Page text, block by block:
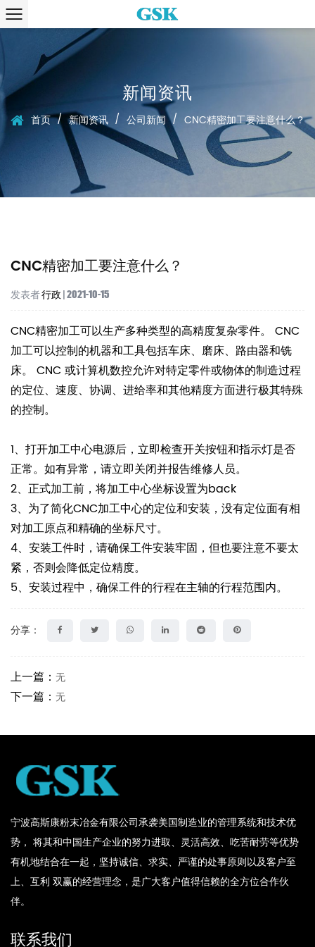
新闻资讯
首页 / 新闻资讯 / 公司新闻 / CNC精密加工要注意什么？
CNC精密加工要注意什么？
发表者行政 | 2021-10-15
CNC精密加工可以生产多种类型的高精度复杂零件。 CNC
加工可以控制的机器和工具包括车床、磨床、路由器和铣
床。 CNC 或计算机数控允许对特定零件或物体的制造过程
的定位、速度、协调、进给率和其他精度方面进行极其特殊
的控制。
1、打开加工中心电源后，立即检查开关按钮和指示灯是否
正常。如有异常，请立即关闭并报告维修人员。
2、正式加工前，将加工中心坐标设置为back
3、为了简化CNC加工中心的定位和安装，没有定位面有相
对加工原点和精确的坐标尺寸。
4、安装工件时，请确保工件安装牢固，但也要注意不要太
紧，否则会降低定位精度。
5、安装过程中，确保工件的行程在主轴的行程范围内。
分享：
上一篇： 无
下一篇： 无
宁波高斯康粉末冶金有限公司承袭美国制造业的管理系统和技术优
势， 将其和中国生产企业的努力进取、灵活高效、吃苦耐劳等优势
有机地结合在一起，坚持诚信、求实、严谨的处事原则以及客户至
上、互利 双赢的经营理念，是广大客户值得信赖的全方位合作伙
伴。
联系我们